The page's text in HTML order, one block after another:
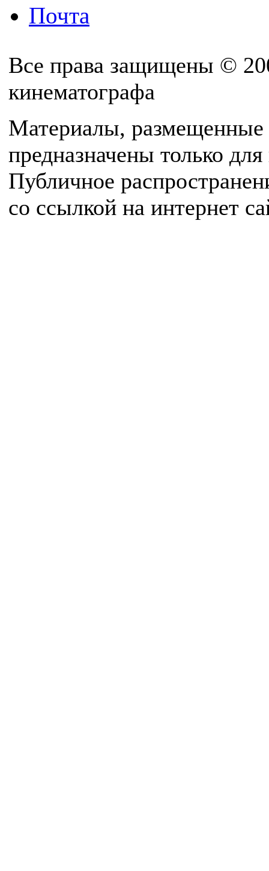
Почта
Все права защищены ©
кинематографа
Материалы, размещенные
предназначены только
Публичное
со ссылкой на интернет